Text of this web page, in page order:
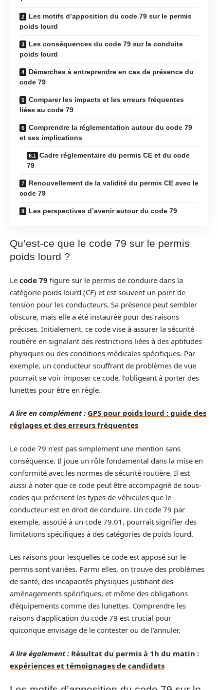
Les motifs d’apposition du code 79 sur le permis
poids lourd
Les conséquences du code 79 sur la conduite
poids lourd
Démarches à entreprendre en cas de présence du
code 79
Comparer les impacts et les erreurs fréquentes
liées au code 79
Comprendre la réglementation autour du code 79
et ses implications
Cadre réglementaire du permis CE et du code
79
Renouvellement de la validité du permis CE avec le
code 79
Les perspectives d’avenir autour du code 79
Qu’est-ce que le code 79 sur le permis
poids lourd ?
Le code 79 figure sur le permis de conduire dans la
catégorie poids lourd (CE) et est souvent un point de
tension pour les conducteurs. Sa présence peut sembler
obscure, mais elle a été instaurée pour des raisons
précises. Initialement, ce code vise à assurer la sécurité
routière en signalant des restrictions liées à des aptitudes
physiques ou des conditions médicales spécifiques. Par
exemple, un conducteur souffrant de problèmes de vue
pourrait se voir imposer ce code, l’obligeant à porter des
lunettes pour être en règle.
A lire en complément : GPS pour poids lourd : guide des
réglages et des erreurs fréquentes
Le code 79 n’est pas simplement une mention sans
conséquence. Il joue un rôle fondamental dans la mise en
conformité avec les normes de sécurité routière. Il est
aussi à noter que ce code peut être accompagné de sous-
codes qui précisent les types de véhicules que le
conducteur est en droit de conduire. Un code 79 par
exemple, associé à un code 79.01, pourrait signifier des
limitations spécifiques à des catégories de poids lourd.
Les raisons pour lesquelles ce code est apposé sur le
permis sont variées. Parmi elles, on trouve des problèmes
de santé, des incapacités physiques justifiant des
aménagements spécifiques, et même des obligations
d’équipements comme des lunettes. Comprendre les
raisons d’application du code 79 est crucial pour
quiconque envisage de le contester ou de l’annuler.
A lire également : Résultat du permis à 1h du matin :
expériences et témoignages de candidats